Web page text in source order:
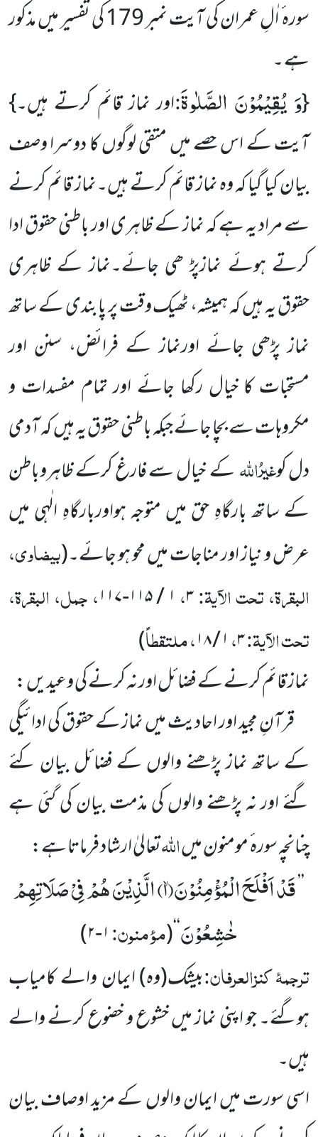
سورہ ٔ اٰلِ عمران کی آیت نمبر 179 کی تفسیر میں مذکور
ہے ۔
{وَ یُقِیْمُوْنَ الصَّلٰوةَ:اور نماز قائم کرتے ہیں۔}
آیت کے اس حصے میں متقی لوگوں کا دوسرا وصف
بیان کیا گیا کہ وہ نماز قائم کرتے ہیں۔نماز قائم کرنے
سے مراد یہ ہے کہ نماز کے ظاہری اور باطنی حقوق ادا
کرتے ہوئے نمازپڑ ھی جائے۔نماز کے ظاہری
حقوق یہ ہیں کہ ہمیشہ، ٹھیک وقت پر پابندی کے ساتھ
نماز پڑھی جائے اورنماز کے فرائض، سنن اور
مستحبات کا خیال رکھا جائے اور تمام مفسدات و
مکروہات سے بچا جائے جبکہ باطنی حقوق یہ ہیں کہ آدمی
دل کوغیرُاللہکے خیال سے فارغ کرکے ظاہروباطن
کے ساتھ بارگاہِ حق میں متوجہ ہواوربارگاہِ الٰہی میں
عرض و نیاز اور مناجات میں محو ہو جائے۔(بیضاوی،
البقرۃ، تحت الآیۃ:۳، ۱ / ۱۱۵-۱۱۷
، جمل، البقرۃ،
تحت الآیۃ:۳،۱ / ۱۸ ، ملتقطاً)
نماز قائم کرنے کے فضائل اور نہ کرنے کی وعیدیں :
قرآنِ مجید اور احادیث میں نماز کے حقوق کی ادائیگی
کے ساتھ نماز پڑھنے والوں کے فضائل بیان کئے
گئے اور نہ پڑھنے والوں کی مذمت بیان کی گئی ہے
چنانچہ سورہ ٔ مومنون میںاللہتعالیٰ ارشاد فرماتا ہے:
’’قَدْ اَفْلَحَ الْمُؤْمِنُوْنَۙ(۱) الَّذِیْنَ هُمْ فِیْ صَلَاتِهِمْ
خٰشِعُوْنَ‘‘
(مؤمنون:۱-۲)
ترجمۂکنزالعرفان:بیشک(وہ) ایمان والے کامیاب
ہوگئے۔ جو اپنی نماز میں خشوع و خضوع کرنے والے
ہیں۔
اسی سورت میں ایمان والوں کے مزید اوصاف بیان